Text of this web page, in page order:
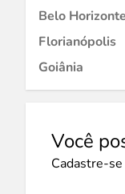
Belo Horizonte
Florianópolis
Goiânia
Você
Cadastre-